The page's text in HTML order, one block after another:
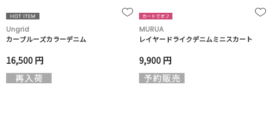
Ungrid
カーブルーズカラーデニム
16,500 円
MURUA
レイヤードライクデニムミニスカート
9,900 円